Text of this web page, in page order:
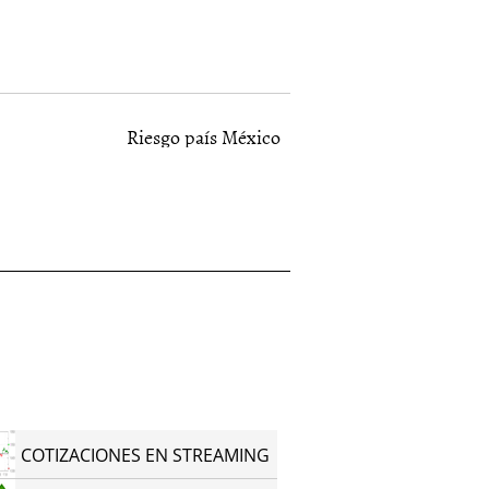
Riesgo país México
COTIZACIONES EN STREAMING